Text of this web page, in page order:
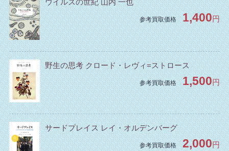
参考買取価格 1,400円
野生の思考 クロード・レヴィ=ストロース
参考買取価格 1,500円
サードプレイス レイ・オルデンバーグ
参考買取価格 2,000円